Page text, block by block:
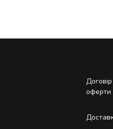
Договір
оферти